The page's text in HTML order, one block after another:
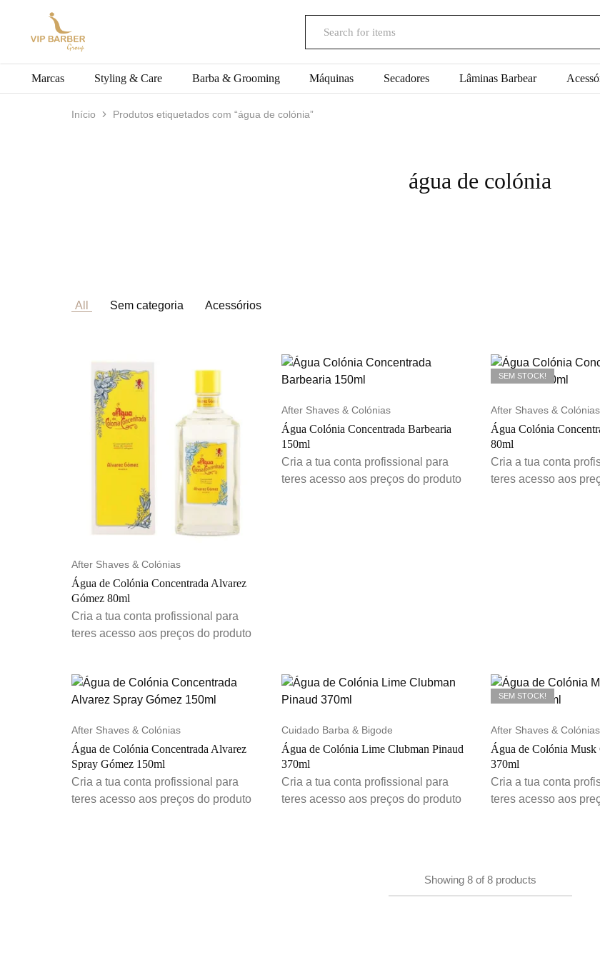
VIP
BARBER
Produtos
Marcas
Styling & Care Barba & Grooming Máquinas Secadores Lâminas Barbear
Início Produtos etiquetados com “água de colónia”
água de colónia
All Sem categoria Acessórios
After Shaves & Colónias
Água de Colónia Concentrada Alvarez
Gómez 80ml
Cria a tua conta profissional para
teres acesso aos preços do produto
After Shaves & Colónias
Água Colónia Concentrada Barbearia
150ml
Cria a tua conta profissional para
teres acesso aos preços do produto
SEM STOCK!
After Shaves & Colónias
Água Colónia
80ml
Cria a tua conta
teres acesso aos
After Shaves & Colónias
Água de Colónia Concentrada Alvarez
Spray Gómez 150ml
Cria a tua conta profissional para
teres acesso aos preços do produto
Cuidado Barba & Bigode
Água de Colónia Lime Clubman Pinaud
370ml
Cria a tua conta profissional para
teres acesso aos preços do produto
SEM STOCK!
After Shaves & Colónias
Água de Colónia Musk
370ml
Cria a tua conta
teres acesso aos
Showing8 of8 products